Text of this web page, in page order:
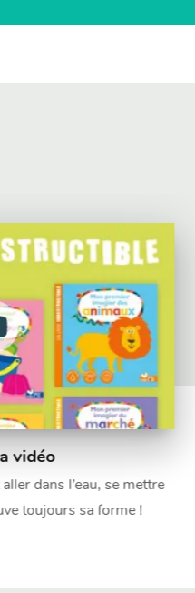
vidéo
dans l’eau, se mettre
toujours sa forme !